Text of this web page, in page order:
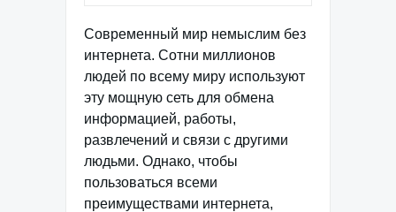
Современный мир немыслим без
интернета. Сотни миллионов
людей по всему миру используют
эту мощную сеть для обмена
информацией, работы,
развлечений и связи с другими
людьми. Однако, чтобы
пользоваться всеми
преимуществами интернета,